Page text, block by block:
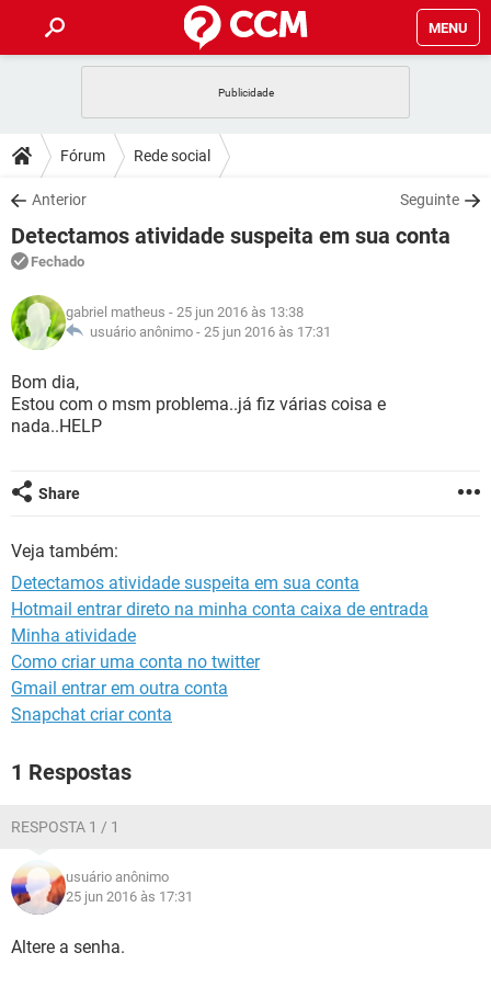
MENU
CELULAR
OUTLOOK
INSTAGRAM GMAIL
GUIA DE COMPRAS
DICAS
JOGOS
OUTLOOK
INSTAGRAM
GUIA DE COMPRAS
DOWNLOADS
JOGOS WHATSAPP
CELULAR
OUTLOOK EXCEL
INSTAGRAM
GUIA DE COMPRAS
FÓRUM
JOGOS
CELULAR FACEBOOK
INSTAGRAM GMAIL
GLOSSÁRIO
JOGOS
CELULAR
OUTLOOK
GUIA DE COMPRAS
Fórum Rede social
Anterior Seguinte
Detectamos atividade suspeita em sua conta
Fechado
gabriel matheus - 25 jun 2016 às 13:38
usuário anônimo - 25 jun 2016 às 17:31
Bom dia,
Estou com o msm problema..já fiz várias coisa e
nada..HELP
Share
Veja também:
Detectamos atividade suspeita em sua conta
Hotmail entrar direto na minha conta caixa de entrada
Minha atividade
Como criar uma conta no twitter
Gmail entrar em outra conta
Snapchat criar conta
1 Respostas
RESPOSTA 1 / 1
usuário anônimo
25 jun 2016 às 17:31
Altere a senha.